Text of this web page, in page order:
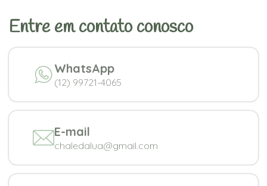
Entre em contato conosco
WhatsApp
(12) 99721-4065
E-mail
chaledalua@gmail.com